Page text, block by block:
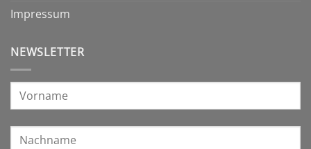
Impressum
NEWSLETTER